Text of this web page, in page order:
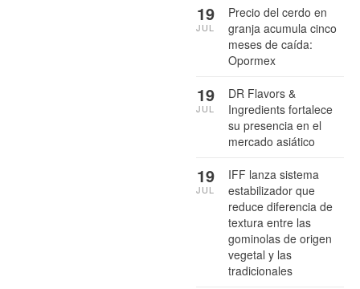
Precio del cerdo en
granja acumula cinco
meses de caída:
Opormex
19
JUL
DR Flavors &
Ingredients fortalece
su presencia en el
mercado asiático
19
JUL
IFF lanza sistema
estabilizador que
reduce diferencia de
textura entre las
gominolas de origen
vegetal y las
tradicionales
19
JUL